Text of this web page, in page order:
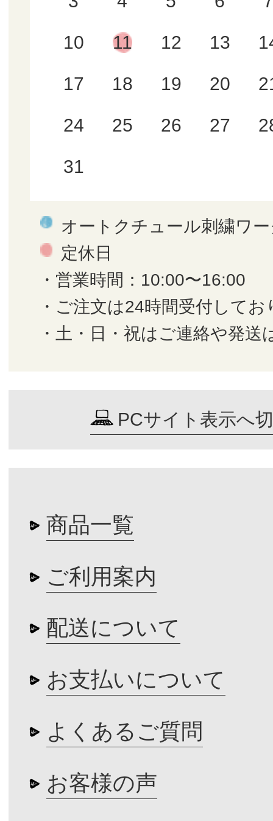
10 11 12 13
17 18 19 20
24 25 26 27
31
オートクチュール刺繍ワ
定休日
・営業時間：10:00〜16:00
・ご注文は24時間受付してお
・土・日・祝はご連絡や発送
PCサイト表示へ
商品一覧
ご利用案内
配送について
お支払いについて
よくあるご質問
お客様の声